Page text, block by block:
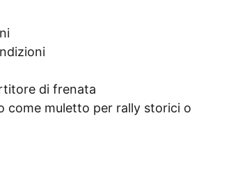
di frenata
come muletto per rally storici o